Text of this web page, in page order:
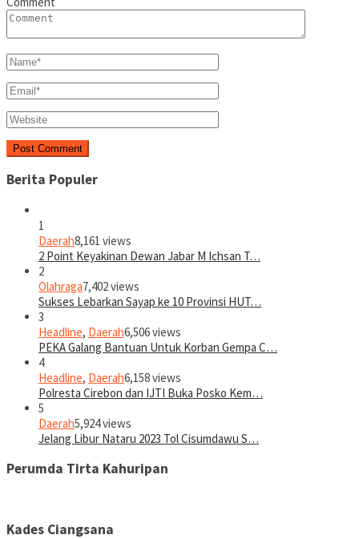
Berita Populer
1
Daerah8,161 views
2 Point Keyakinan Dewan Jabar M Ichsan T…
2
Olahraga7,402 views
Sukses Lebarkan Sayap ke 10 Provinsi HUT…
3
Headline, Daerah6,506 views
PEKA Galang Bantuan Untuk Korban Gempa C…
4
Headline, Daerah6,158 views
Polresta Cirebon dan IJTI Buka Posko Kem…
5
Daerah5,924 views
Jelang Libur Nataru 2023 Tol Cisumdawu S…
Perumda Tirta Kahuripan
Kades Ciangsana